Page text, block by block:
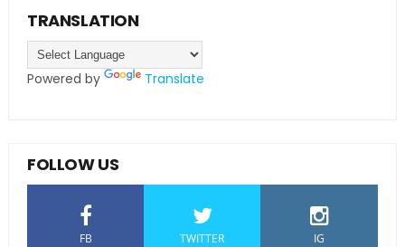
TRANSLATION
Powered by Translate
FOLLOW US
FB TWITTER IG